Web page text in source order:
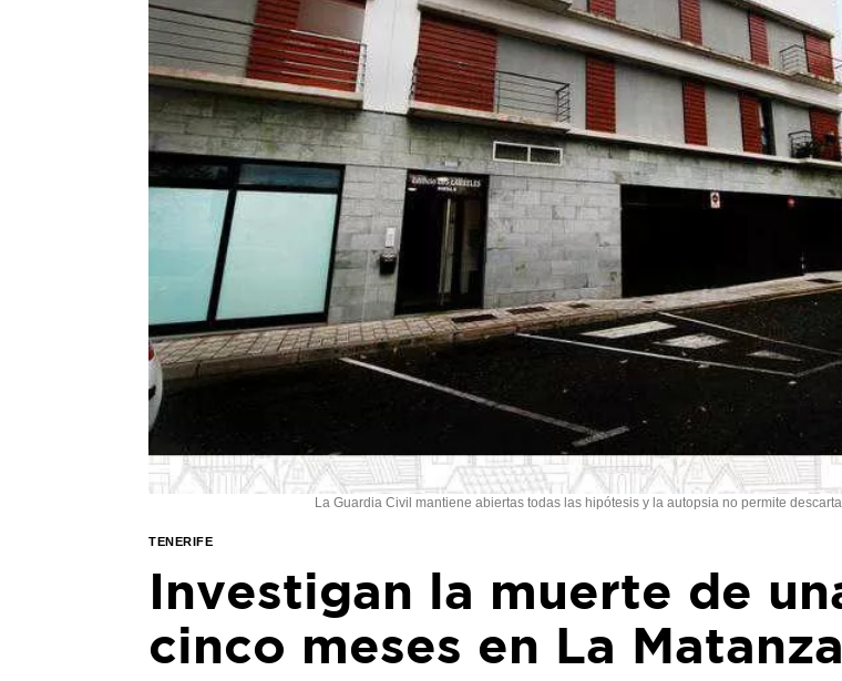
La Guardia Civil mantiene abiertas todas las hipótesis y la autopsia no permite
TENERIFE
Investigan la muerte de
cinco meses en La Matanza